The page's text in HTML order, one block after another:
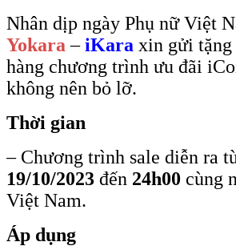
Nhân dịp ngày Phụ nữ Việt
Yokara –iKara xin gửi tặng
hàng chương trình ưu đãi
không nên bỏ lỡ.
Thời gian
– Chương trình sale diễn ra
19/10/2023 đến 24h00 cùng
Việt Nam.
Áp dụng